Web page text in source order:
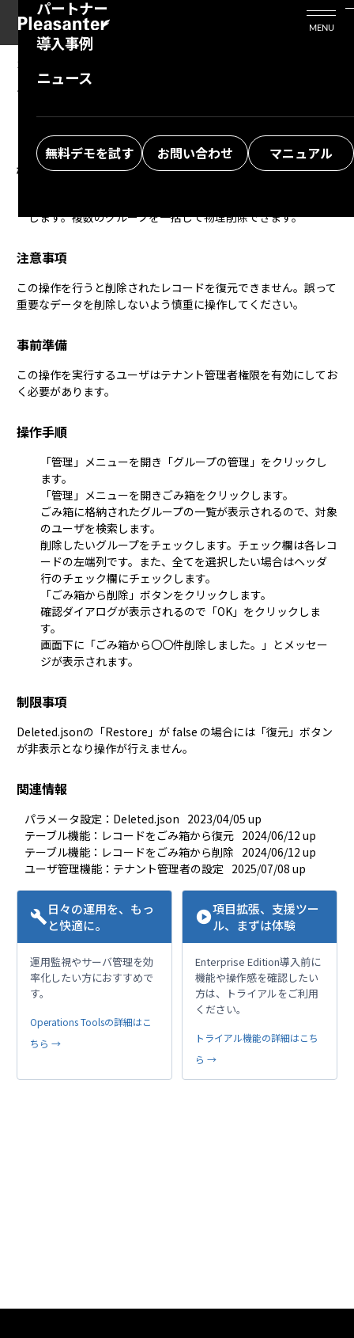
活用シーン
Enterprise Edition
パートナー
プリザンタービジネスを検討中の方
導入事例
ニュース
無料デモを試す お問い合わせ マニュアル
MENU
2025/07/08
グループ管理機能：ごみ箱から削除
概要
します。複数のグループを一括して物理削除できます。
注意事項
この操作を行うと削除されたレコードを復元できません。誤って
重要なデータを削除しないよう慎重に操作してください。
事前準備
この操作を実行するユーザはテナント管理者権限を有効にしてお
く必要があります。
操作手順
「管理」メニューを開き「グループの管理」をクリックし
ます。
「管理」メニューを開きごみ箱をクリックします。
ごみ箱に格納されたグループの一覧が表示されるので、対象
のユーザを検索します。
削除したいグループをチェックします。チェック欄は各レコ
ードの左端列です。また、全てを選択したい場合はヘッダ
行のチェック欄にチェックします。
「ごみ箱から削除」ボタンをクリックします。
確認ダイアログが表示されるので「OK」をクリックしま
す。
画面下に「ごみ箱から〇〇件削除しました。」とメッセー
ジが表示されます。
制限事項
Deleted.jsonの「Restore」が false の場合には「復元」ボタン
が非表示となり操作が行えません。
関連情報
パラメータ設定：Deleted.json 2023/04/05 up
テーブル機能：レコードをごみ箱から復元 2024/06/12 up
テーブル機能：レコードをごみ箱から削除 2024/06/12 up
ユーザ管理機能：テナント管理者の設定 2025/07/08 up
build日々の運用を、もっ
と快適に。
運用監視やサーバ管理を効
率化したい方におすすめで
す。
Operations Toolsの詳細はこ
ちら →
play_circle項目拡張、支援ツー
ル、まずは体験
Enterprise Edition導入前に
機能や操作感を確認したい
方は、トライアルをご利用
ください。
トライアル機能の詳細はこち
ら →